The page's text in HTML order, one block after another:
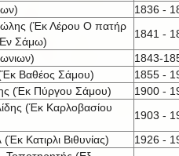
1836 -
(Έκ Λέρου Ο πατήρ
Εν Σάμω)
1841 -
1843-
Βαθέος Σάμου)
1855 -
(Έκ Πύργου Σάμου)
1900 -
(Έκ Καρλοβασίου
1903 -
Κατιρλι Βιθυνίας)
1926 -